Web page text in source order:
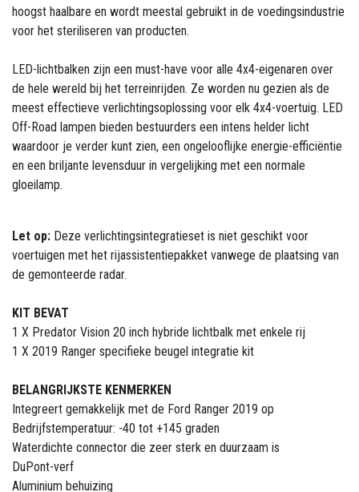
hoogst haalbare en wordt meestal gebruikt in de voedingsindustrie
voor het steriliseren van producten.
LED-lichtbalken zijn een must-have voor alle 4x4-eigenaren over
de hele wereld bij het terreinrijden. Ze worden nu gezien als de
meest effectieve verlichtingsoplossing voor elk 4x4-voertuig. LED
Off-Road lampen bieden bestuurders een intens helder licht
waardoor je verder kunt zien, een ongelooflijke energie-efficiëntie
en een briljante levensduur in vergelijking met een normale
gloeilamp.
Let op: Deze verlichtingsintegratieset is niet geschikt voor
voertuigen met het rijassistentiepakket vanwege de plaatsing van
de gemonteerde radar.
KIT BEVAT
1 X Predator Vision 20 inch hybride lichtbalk met enkele rij
1 X 2019 Ranger specifieke beugel integratie kit
BELANGRIJKSTE KENMERKEN
Integreert gemakkelijk met de Ford Ranger 2019 op
Bedrijfstemperatuur: -40 tot +145 graden
Waterdichte connector die zeer sterk en duurzaam is
DuPont-verf
Aluminium behuizing